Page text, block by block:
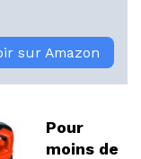
sur Amazon
Pour
moins de